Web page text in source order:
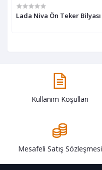
Lada Niva Ön Teker Bilyası
Kullanım Koşulları
Mesafeli Satış Sözleşmesi